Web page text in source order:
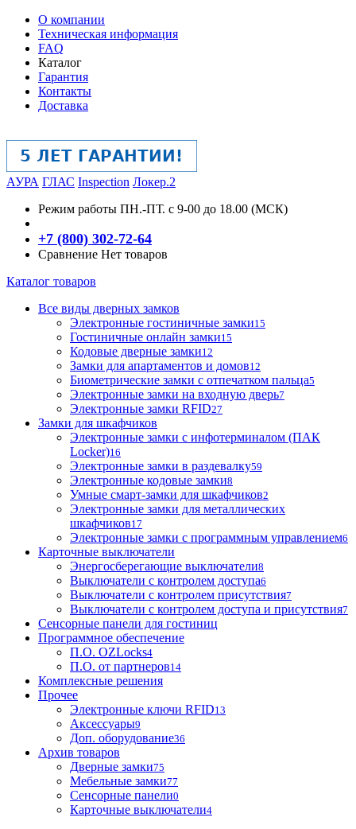
О компании
Техническая информация
FAQ
Каталог
Гарантия
Контакты
Доставка
АУРА ГЛАС Inspection Локер.2
Режим работы ПН.-ПТ. с 9-00 до 18.00 (МСК)
+7 (800) 302-72-64
Сравнение Нет товаров
Каталог товаров
Все виды дверных замков
Электронные гостиничные замки15
Гостиничные онлайн замки15
Кодовые дверные замки12
Замки для апартаментов и домов12
Биометрические замки с отпечатком пальца5
Электронные замки на входную дверь7
Электронные замки RFID27
Замки для шкафчиков
Электронные замки с инфотерминалом (ПАК
Locker)16
Электронные замки в раздевалку59
Электронные кодовые замки8
Умные смарт-замки для шкафчиков2
Электронные замки для металлических
шкафчиков17
Электронные замки с программным управлением6
Карточные выключатели
Энергосберегающие выключатели8
Выключатели с контролем доступа6
Выключатели с контролем присутствия7
Выключатели с контролем доступа и присутствия7
Сенсорные панели для гостиниц
Программное обеспечение
П.О. OZLocks4
П.О. от партнеров14
Комплексные решения
Прочее
Электронные ключи RFID13
Аксессуары9
Доп. оборудование36
Архив товаров
Дверные замки75
Мебельные замки77
Сенсорные панели0
Карточные выключатели4